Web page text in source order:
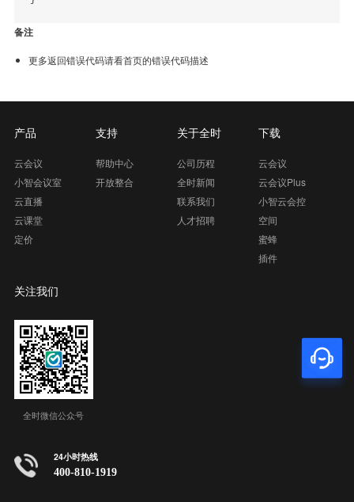
备注
更多返回错误代码请看首页的错误代码描述
产品
云会议
小智会议室
云直播
云课堂
定价
支持
帮助中心
开放整合
关于全时
公司历程
全时新闻
联系我们
人才招聘
下载
云会议
云会议Plus
小智云会控
空间
蜜蜂
插件
关注我们
全时微信公众号
24小时热线
400-810-1919